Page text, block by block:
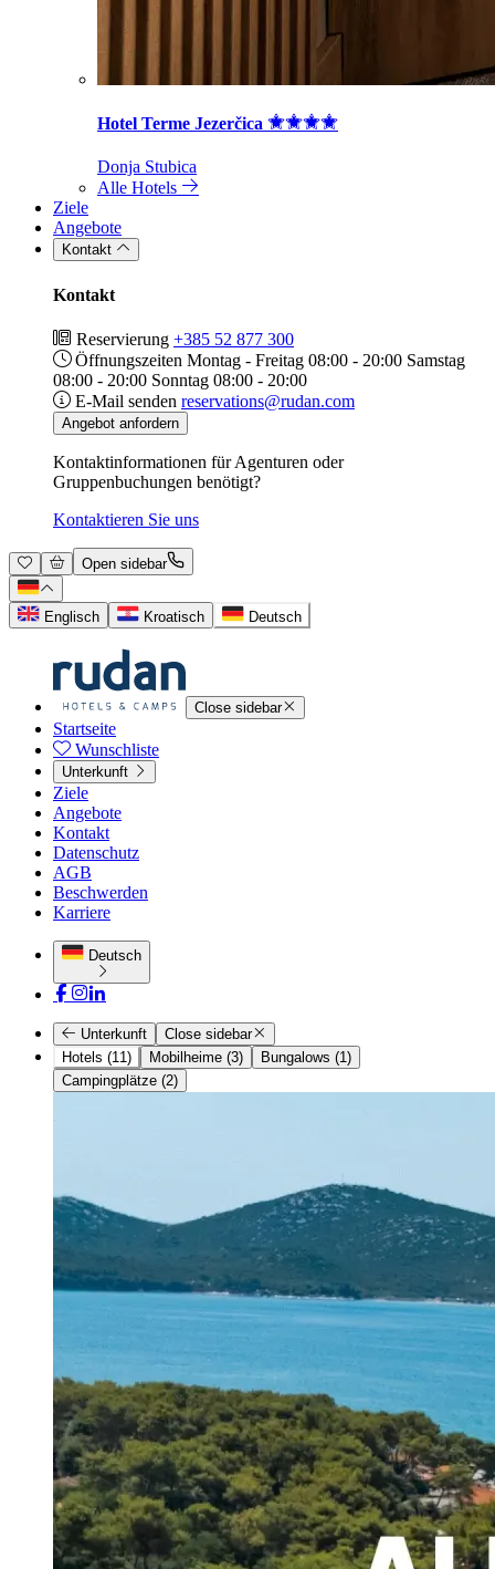
Hotel Terme Jezerčica
Donja Stubica
Alle Hotels
Ziele
Angebote
Kontakt
Kontakt
Reservierung +385 52 877 300
Öffnungszeiten Montag - Freitag 08:00 - 20:00 Samstag
08:00 - 20:00 Sonntag 08:00 - 20:00
E-Mail senden reservations@rudan.com
Angebot anfordern
Kontaktinformationen für Agenturen oder
Gruppenbuchungen benötigt?
Kontaktieren Sie uns
Open sidebar
Englisch Kroatisch Deutsch
Close sidebar
Startseite
Wunschliste
Unterkunft
Ziele
Angebote
Kontakt
Datenschutz
AGB
Beschwerden
Karriere
Deutsch
Unterkunft
Close sidebar
Hotels (11)
Mobilheime (3)
Bungalows (1)
Campingplätze (2)